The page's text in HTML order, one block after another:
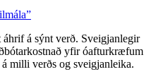
á sýnt verð. Sveigjanlegir
yfir óafturkræfum
milli verðs og sveigjanleika.